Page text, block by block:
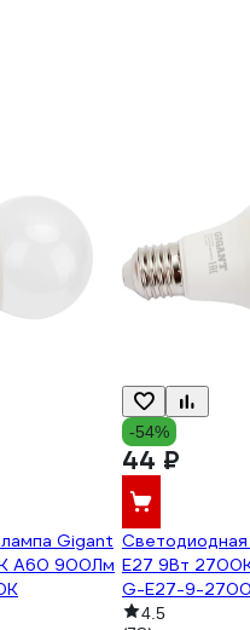
Gigant
А60 900Лм
-54%
44 ₽
E27 9Вт
G-E27-9-
4.5